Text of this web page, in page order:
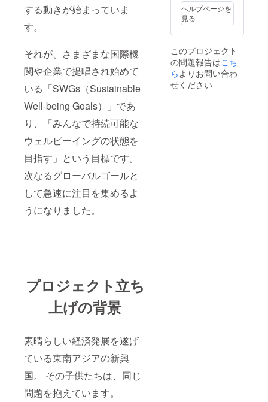
する動きが始まっていま
す。
それが、さまざまな国際機
関や企業で提唱され始めて
いる「SWGs（Sustainable
Well-being Goals）」であ
り、「みんなで持続可能な
ウェルビーイングの状態を
目指す」という目標です。
次なるグローバルゴールと
して急速に注目を集めるよ
うになりました。
プロジェクト立ち
上げの背景
素晴らしい経済発展を遂げ
ている東南アジアの新興
国。 その子供たちは、同じ
問題を抱えています。
ヘルプページを
見る
このプロジェクト
の問題報告はこち
らよりお問い合わ
せください